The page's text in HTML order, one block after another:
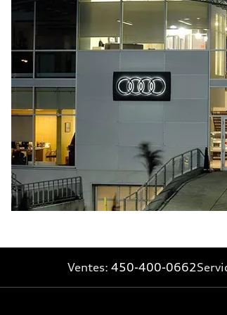
Consommation combinée
9.7 l/100 km
Ventes: 450-400-0662